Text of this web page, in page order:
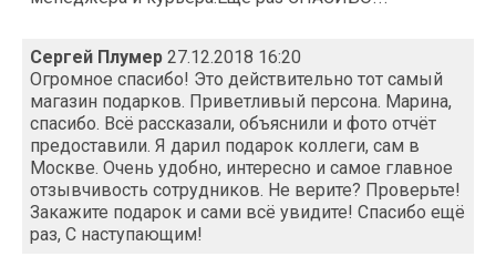
Сергей Плумер 27.12.2018 16:20
Огромное спасибо! Это действительно тот самый
магазин подарков. Приветливый персона. Марина,
спасибо. Всё рассказали, объяснили и фото отчёт
предоставили. Я дарил подарок коллеги, сам в
Москве. Очень удобно, интересно и самое главное
отзывчивость сотрудников. Не верите? Проверьте!
Закажите подарок и сами всё увидите! Спасибо ещё
раз, С наступающим!